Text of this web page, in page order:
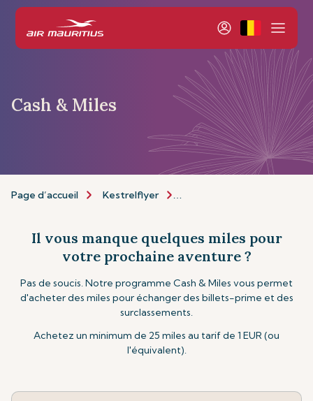
Cash & Miles
Page d’accueil Kestrelflyer
Il vous manque quelques miles pour
votre prochaine aventure ?
Pas de soucis. Notre programme Cash & Miles vous permet
d'acheter des miles pour échanger des billets-prime et des
surclassements.
Achetez un minimum de 25 miles au tarif de 1 EUR (ou
l'équivalent).